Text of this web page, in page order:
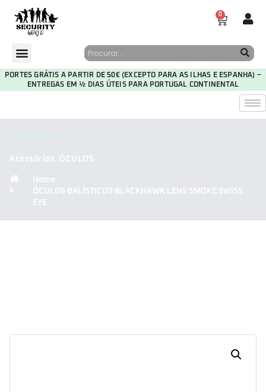
0
PORTES GRÁTIS A PARTIR DE 50€ (EXCEPTO PARA AS ILHAS E ESPANHA) –
ENTREGAS EM ½ DIAS ÚTEIS PARA PORTUGAL CONTINENTAL
Acessórios, ÓCULOS
Home
ÓCULOS BALÍSTICOS BLACKHAWK LENS SMOKE SWISS
EYE